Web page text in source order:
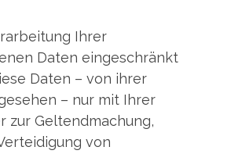
Ihrer
Daten eingeschränkt
Daten – von ihrer
– nur mit Ihrer
zur Geltendmachung,
von